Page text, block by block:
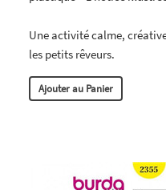
Une activité calme,
les petits rêveurs.
Ajouter au Panier